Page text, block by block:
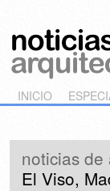
Main menu
Skip to primary
Skip to secondary
INICIO
noticias de
El Viso,